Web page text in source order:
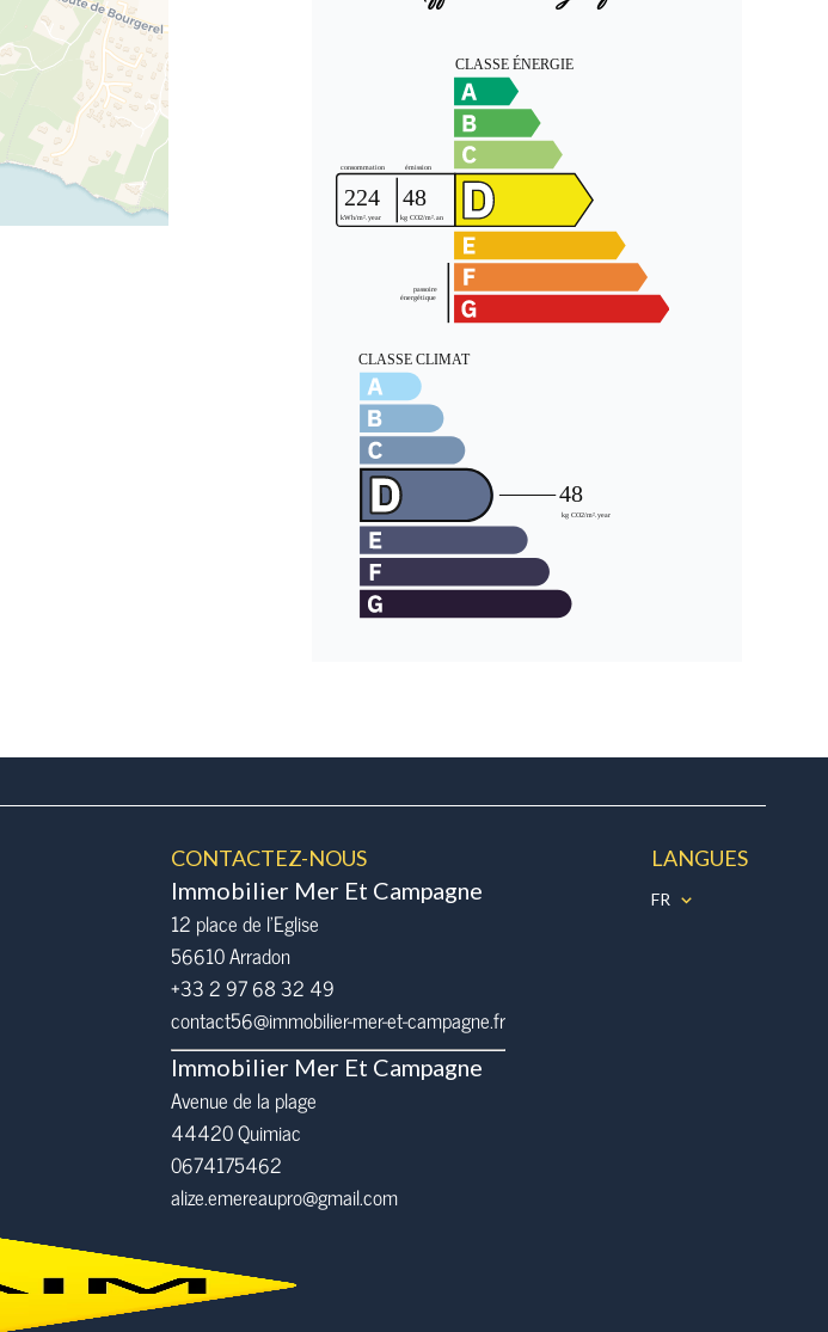
CONTACTEZ-NOUS
Immobilier Mer Et Campagne
12 place de l’Eglise
56610Arradon
+33 2 97 68 32 49
contact56@immobilier-mer-et-campagne.fr
Immobilier Mer Et Campagne
Avenue de la plage
44420 Quimiac
0674175462
alize.emereaupro@gmail.com
LANGUES
FR